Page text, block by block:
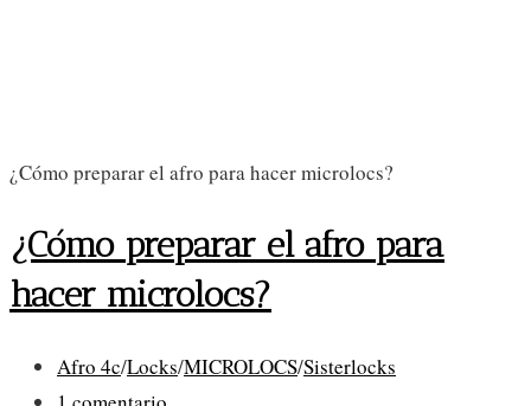
¿Cómo preparar el afro para hacer microlocs?
¿Cómo preparar el afro para
hacer microlocs?
Categoría
de
Afro 4c/Locks/MICROLOCS/Sisterlocks
Comentarios